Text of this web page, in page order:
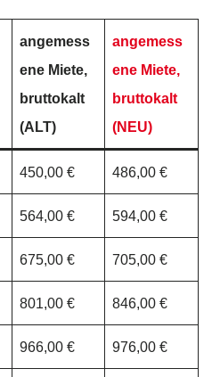
angemess
ene Miete,
bruttokalt
(ALT)
angemess
ene Miete,
bruttokalt
(NEU)
450,00 € 486,00 €
564,00 € 594,00 €
675,00 € 705,00 €
801,00 € 846,00 €
966,00 € 976,00 €